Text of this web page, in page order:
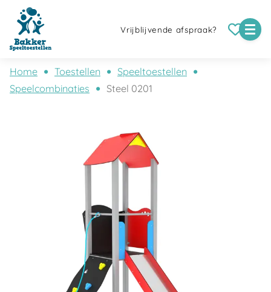
Vrijblijvende afspraak?
Home Toestellen
Speeltoestellen
Speelcombinaties
Steel 0201